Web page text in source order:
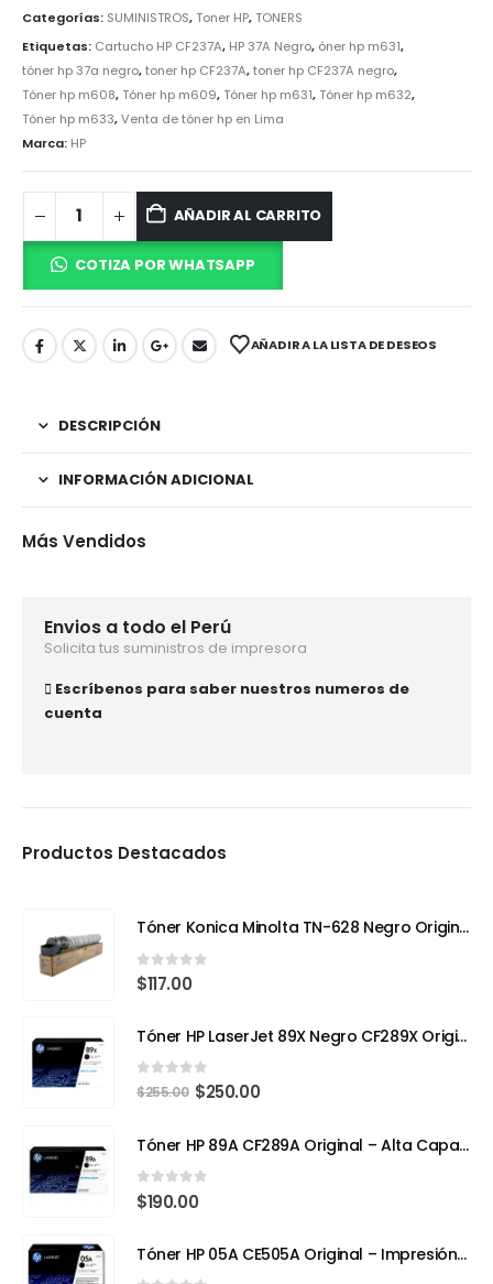
Categorías: SUMINISTROS,Toner HP,TONERS
Etiquetas: Cartucho HP CF237A, HP 37A Negro, óner hp m631,
tóner hp 37a negro,toner hp CF237A,toner hp CF237A negro,
Tóner hp m608,Tóner hp m609,Tóner hp m631,Tóner hp m632,
Tóner hp m633,Venta de tóner hp en Lima
Marca: HP
AÑADIR AL CARRITO
COTIZA POR WHATSAPP
AÑADIR A LA LISTA DE DESEOS
DESCRIPCIÓN
INFORMACIÓN ADICIONAL
Más Vendidos
Envios a todo el Perú
Solicita tus suministros de impresora
Escríbenos para saber nuestros numeros de
cuenta
Productos Destacados
Tóner Konica Minolta TN-628 Negro Original – Compatible con Bizhub 650i (Rendimiento 24,000 páginas)
0out of 5
$117.00
Tóner HP LaserJet 89X Negro CF289X Original | Alto Rendimiento para Impresiones Profesionales
0 out of 5
$255.00 $250.00
Tóner HP 89A CF289A Original – Alta Capacidad para Impresoras Empresariales
0out of 5
$190.00
Tóner HP 05A CE505A Original – Impresión Profesional para tu HP LaserJet